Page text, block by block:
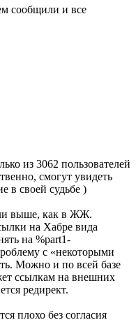
сообщили и все
из 3062 пользователей
смогут увидеть
в своей судьбе )
выше, как в ЖЖ.
на Хабре вида
на %part1-
с «некоторыми
Можно и по всей базе
ссылкам на внешних
редирект.
плохо без согласия